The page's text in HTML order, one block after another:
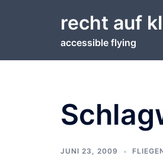
recht auf
accessible flying
JUNI 23, 2009